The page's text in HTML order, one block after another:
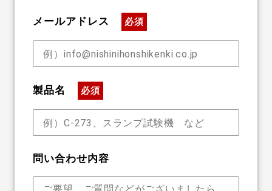
メールアドレス 必須
製品名 必須
問い合わせ内容